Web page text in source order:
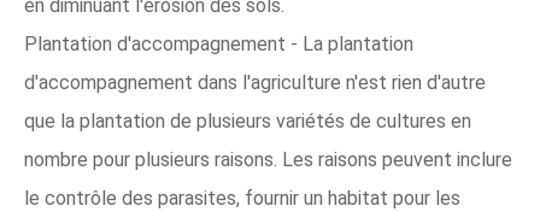
en diminuant l'érosion des sols.
Plantation d'accompagnement - La plantation
d'accompagnement dans l'agriculture n'est rien d'autre
que la plantation de plusieurs variétés de cultures en
nombre pour plusieurs raisons. Les raisons peuvent inclure
le contrôle des parasites, fournir un habitat pour les